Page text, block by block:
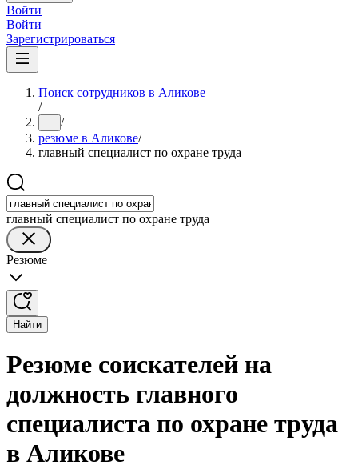
Войти
Войти
Зарегистрироваться
Поиск сотрудников в Аликове
/
... /
резюме в Аликове/
главный специалист по охране труда
главный специалист по охране труда
Резюме
Найти
Резюме соискателей на
должность главного
специалиста по охране труда
в Аликове